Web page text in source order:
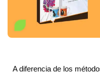
A diferencia de los